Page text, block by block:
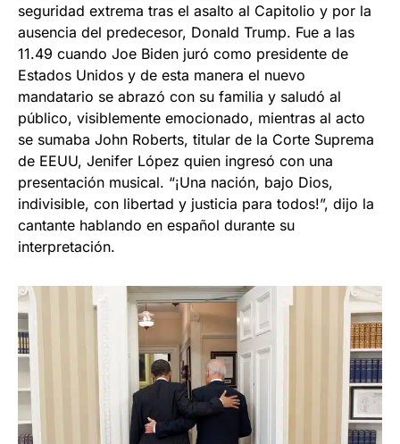
seguridad extrema tras el asalto al Capitolio y por la
ausencia del predecesor, Donald Trump. Fue a las
11.49 cuando Joe Biden juró como presidente de
Estados Unidos y de esta manera el nuevo
mandatario se abrazó con su familia y saludó al
público, visiblemente emocionado, mientras al acto
se sumaba John Roberts, titular de la Corte Suprema
de EEUU, Jenifer López quien ingresó con una
presentación musical. “¡Una nación, bajo Dios,
indivisible, con libertad y justicia para todos!”, dijo la
cantante hablando en español durante su
interpretación.